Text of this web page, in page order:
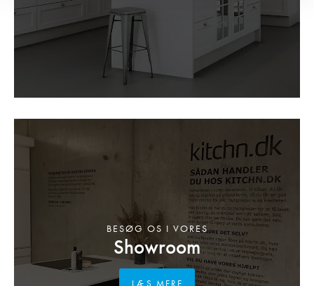
Showroom
BESØG OS I VORES